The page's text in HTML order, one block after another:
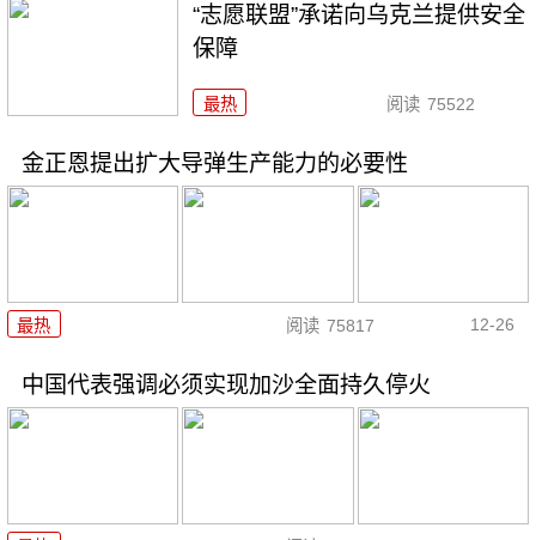
“志愿联盟”承诺向乌克兰提供安全
保障
最热 阅读 75522
金正恩提出扩大导弹生产能力的必要性
最热 阅读 75817 12-26
中国代表强调必须实现加沙全面持久停火